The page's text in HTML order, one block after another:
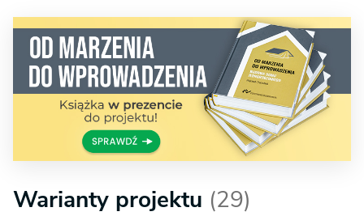
Warianty projektu (29)